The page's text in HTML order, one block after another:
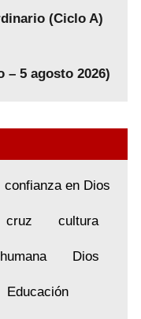
(Ciclo A)
– 5 agosto 2026)
confianza en Dios
cruz cultura
Dios
Educación